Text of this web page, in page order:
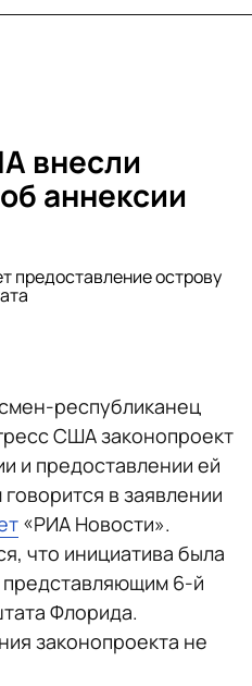
внесли
аннексии
предоставление острову
республиканец
США законопроект
и предоставлении ей
в заявлении
«РИА Новости».
что инициатива была
6-й
Флорида.
законопроекта не